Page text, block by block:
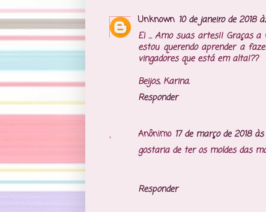
Unknown 10 de janeiro de 2018
Ei ... Amo suas artes!! Graças
estou querendo aprender a
vingadores que está em alta!??
Beijos, Karina.
Responder
Anônimo 17 de março de 2018 às
gostaria de ter os moldes das
Responder